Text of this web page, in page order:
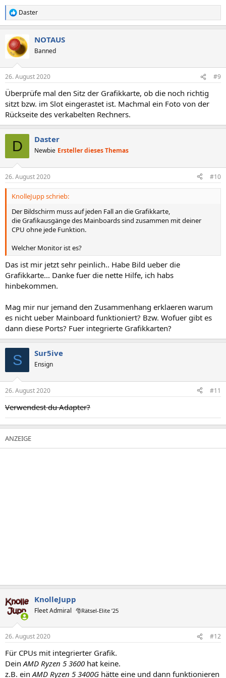
R
e
k
t
i
e
n
:
Daster
NOTAUS
Banned
26. August 2020 #9
Überprüfe mal den Sitz der Grafikkarte, ob die noch richtig
sitzt bzw. im Slot eingerastet ist. Machmal ein Foto von der
Rückseite des verkabelten Rechners.
D Daster
Newbie Ersteller dieses Themas
26. August 2020 #10
KnolleJupp schrieb:
Der Bildschirm muss auf jeden Fall an die Grafikkarte,
die Grafikausgänge des Mainboards sind zusammen mit deiner
CPU ohne jede Funktion.
Welcher Monitor ist es?
Das ist mir jetzt sehr peinlich.. Habe Bild ueber die
Grafikkarte... Danke fuer die nette Hilfe, ich habs
hinbekommen.
Mag mir nur jemand den Zusammenhang erklaeren warum
es nicht ueber Mainboard funktioniert? Bzw. Wofuer gibt es
dann diese Ports? Fuer integrierte Grafikkarten?
S Sur5ive
Ensign
26. August 2020 #11
Verwendest du Adapter?
KnolleJupp
Fleet Admiral 🎅Rätsel-Elite ’25
26. August 2020 #12
Für CPUs mit integrierter Grafik.
DeinAMD Ryzen 5 3600 hat keine.
z.B. einAMD Ryzen 5 3400G hätte eine und dann funktionieren